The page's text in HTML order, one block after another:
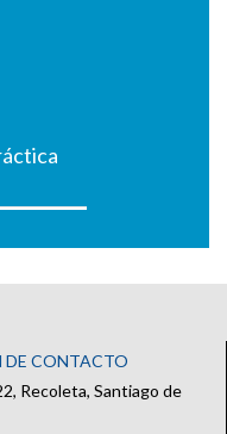
CONTACTO
Recoleta, Santiago de